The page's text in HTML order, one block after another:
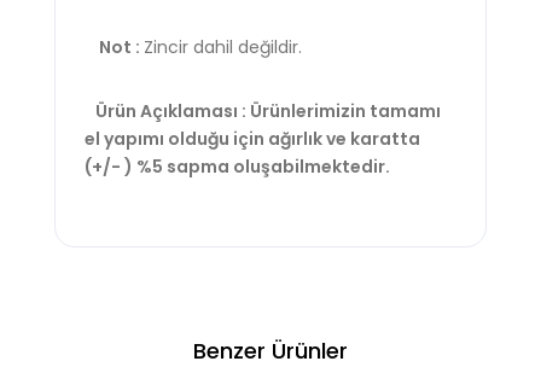
Not : Zincir dahil değildir.
Ürün Açıklaması : Ürünlerimizin tamamı
el yapımı olduğu için ağırlık ve karatta
(+/- ) %5 sapma oluşabilmektedir.
Benzer Ürünler